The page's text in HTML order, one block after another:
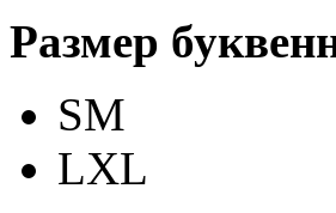
Размер
SM
LXL